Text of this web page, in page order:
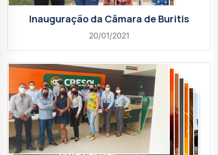
Inauguração da Câmara de Buritis
20/01/2021